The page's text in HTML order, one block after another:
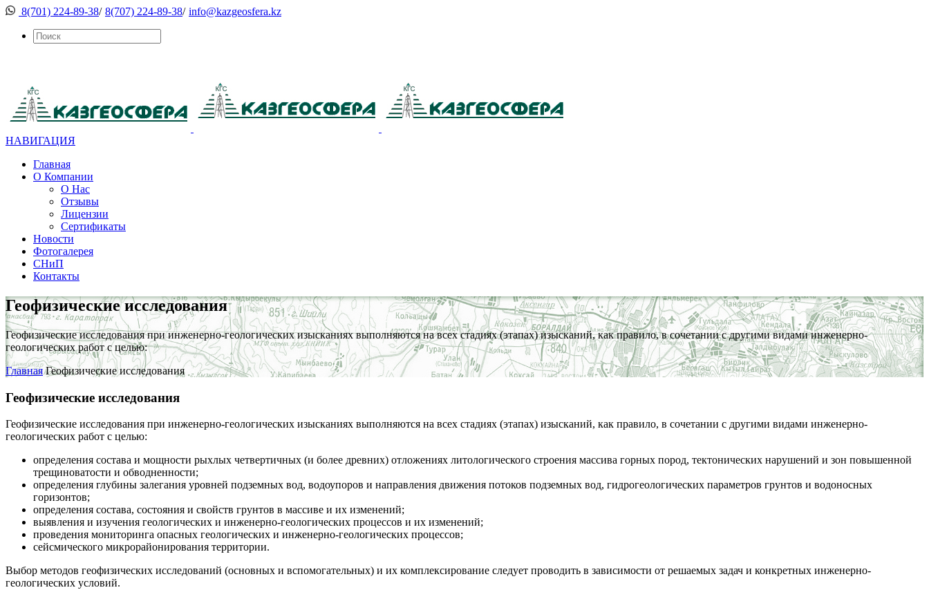
8(701) 224-89-38/ 8(707) 224-89-38/ info@kazgeosfera.kz
НАВИГАЦИЯ
Главная
О Компании
О Нас
Отзывы
Лицензии
Сертификаты
Новости
Фотогалерея
СНиП
Контакты
Геофизические исследования
Геофизические исследования при инженерно-геологических изысканиях выполняются на всех стадиях (этапах) изысканий, как правило, в сочетании с другими видами инженерно-
геологических работ с целью:
Главная Геофизические исследования
Геофизические исследования
Геофизические исследования при инженерно-геологических изысканиях выполняются на всех стадиях (этапах) изысканий, как правило, в сочетании с другими видами инженерно-
геологических работ с целью:
определения состава и мощности рыхлых четвертичных (и более древних) отложениях литологического строения массива горных пород, тектонических нарушений и зон повышенной
трещиноватости и обводненности;
определения глубины залегания уровней подземных вод, водоупоров и направления движения потоков подземных вод, гидрогеологических параметров грунтов и водоносных
горизонтов;
определения состава, состояния и свойств грунтов в массиве и их изменений;
выявления и изучения геологических и инженерно-геологических процессов и их изменений;
проведения мониторинга опасных геологических и инженерно-геологических процессов;
сейсмического микрорайонирования территории.
Выбор методов геофизических исследований (основных и вспомогательных) и их комплексирование следует проводить в зависимости от решаемых задач и конкретных инженерно-
геологических условий.